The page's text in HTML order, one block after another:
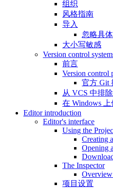
组织
风格指南
导入
忽略具
大小写敏感
Version control
前言
Version control
官方 Git
从 VCS 中排
在 Windows
Editor introduction
Editor's interface
Using the
Creating
Opening
The Inspector
项目设置